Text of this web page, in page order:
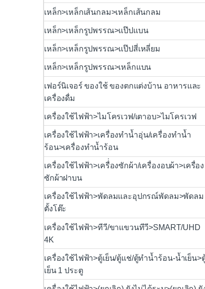
เหล็ก>เหล็กเส้นกลม>เหล็กเส้นกลม
เหล็ก>เหล็กรูปพรรณ>แป๊ปแบน
เหล็ก>เหล็กรูปพรรณ>แป๊ปสี่เหลี่ยม
เหล็ก>เหล็กรูปพรรณ>เหล็กแบน
เฟอร์นิเจอร์ ของใช้ ของตกแต่งบ้าน อาหารและ
เครื่องดื่ม
เครื่องใช้ไฟฟ้า>ไมโครเวฟ/เตาอบ>ไมโครเวฟ
เครื่องใช้ไฟฟ้า>เครื่องทำน้ำอุ่น/เครื่องทำน้ำ
ร้อน>เครื่องทำน้ำร้อน
เครื่องใช้ไฟฟ้า>เครื่่องซักผ้า/เครื่องอบผ้า>เครื่อง
ซักผ้าฝาบน
เครื่องใช้ไฟฟ้า>พัดลมและอุปกรณ์พัดลม>พัดลม
ตั้งโต๊ะ
เครื่องใช้ไฟฟ้า>ทีวี/ขาแขวนทีวี>SMART/UHD
4K
เครื่องใช้ไฟฟ้า>ตู้เย็น/ตู้แช่/ตู้ทำน้ำร้อน-น้ำเย็น>
เย็น 1 ประตู